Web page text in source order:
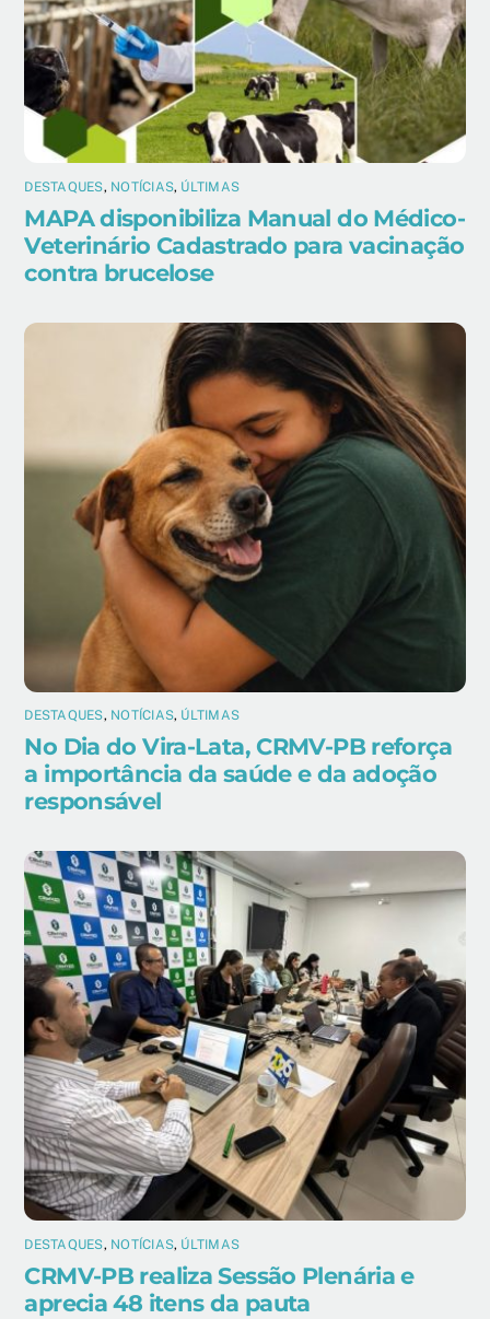
DESTAQUES, NOTÍCIAS, ÚLTIMAS
MAPA disponibiliza Manual do Médico-
Veterinário Cadastrado para vacinação
contra brucelose
DESTAQUES, NOTÍCIAS, ÚLTIMAS
No Dia do Vira-Lata, CRMV-PB reforça
a importância da saúde e da adoção
responsável
DESTAQUES, NOTÍCIAS, ÚLTIMAS
CRMV-PB realiza Sessão Plenária e
aprecia 48 itens da pauta